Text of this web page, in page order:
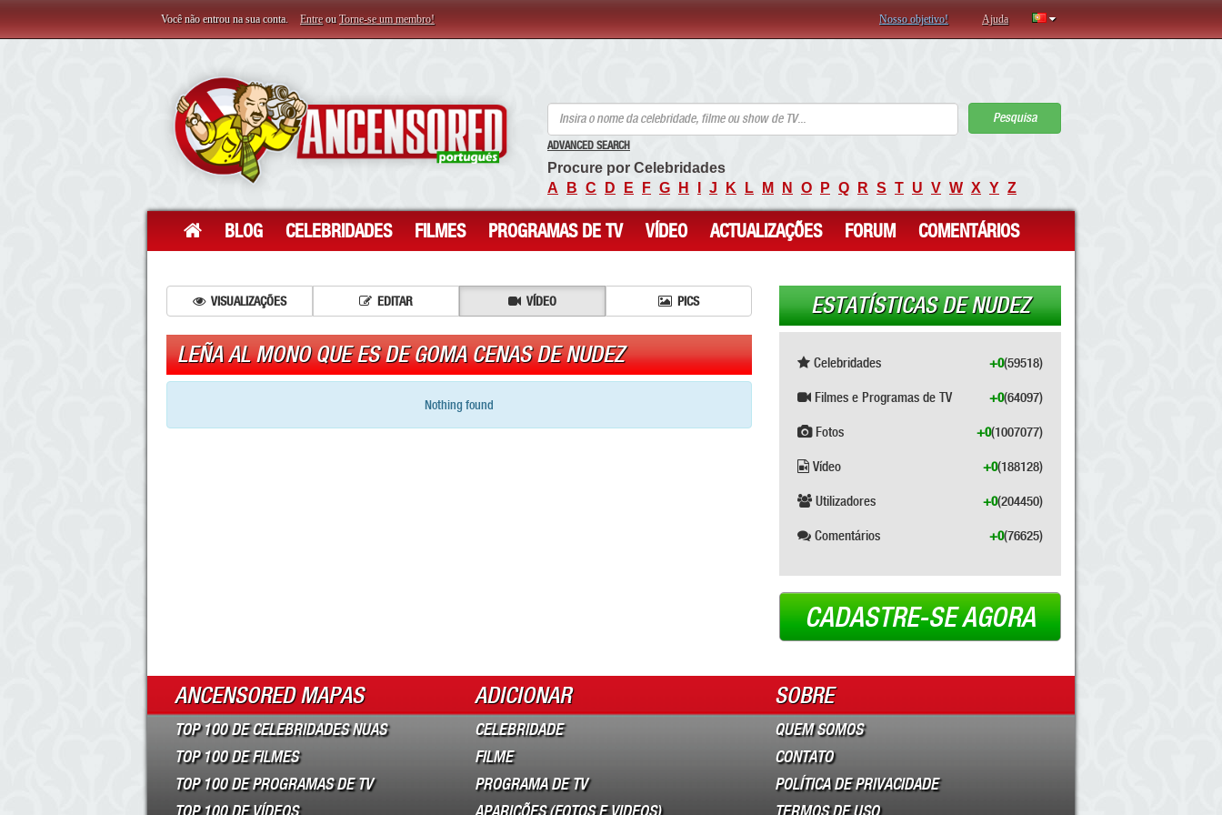
Você não entrou na sua conta. Entreou Torne-se um membro! Nosso objetivo! Ajuda
Pesquisa
ADVANCED SEARCH
Procure por Celebridades
A
B C D E F G H J K L M N O P Q R S T U V W X Y Z
BLOG CELEBRIDADES FILMES PROGRAMAS DE TV VÍDEO ACTUALIZAÇÕES FORUM COMENTÁRIOS
VISUALIZAÇÕES EDITAR VÍDEO PICS
LEÑA AL MONO QUE ES DE GOMA CENAS DE NUDEZ
Nothing found
ESTATÍSTICAS DE NUDEZ
Celebridades (59518)
+0
Filmes e Programas de TV (64097)
+0
Fotos (1007077)
+0
Vídeo (188128)
+0
Utilizadores (204450)
+0
Comentários (76625)
+0
CADASTRE-SE AGORA
ANCENSORED MAPAS
TOP 100 DE CELEBRIDADES NUAS
TOP 100 DE FILMES
TOP 100 DE PROGRAMAS DE TV
ADICIONAR
CELEBRIDADE
FILME
PROGRAMA DE TV
SOBRE
QUEM SOMOS
CONTATO
POLÍTICA DE PRIVACIDADE